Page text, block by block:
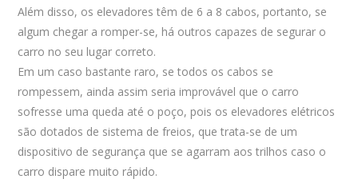
Além disso, os elevadores têm de 6 a 8 cabos, portanto, se
algum chegar a romper-se, há outros capazes de segurar o
carro no seu lugar correto.
Em um caso bastante raro, se todos os cabos se
rompessem, ainda assim seria improvável que o carro
sofresse uma queda até o poço, pois os elevadores elétricos
são dotados de sistema de freios, que trata-se de um
dispositivo de segurança que se agarram aos trilhos caso o
carro dispare muito rápido.